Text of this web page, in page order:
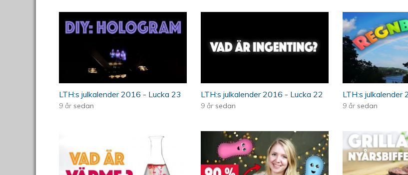
23. DIY: Hologram - LTH:s julkalender 2016
LTH:s julkalender 2016 - Lucka 23
9 år sedan
22. Vad är ingenting? LTH:s
LTH:s julkalender 2016 - Lucka 22
9 år sedan
21.
LTH:s
9 år sedan
19.Vad är värme? - LTH:s julkalender 2016
18. Vänner eller fiender? LTH:s
17. Grilla